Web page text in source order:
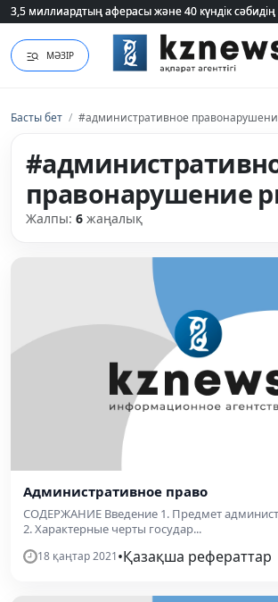
3,5 миллиардтың аферасы және 40 күндік
3,5 миллиардтың аферасы және 40 күндік
МӘЗІР
Басты бет / #административное
правонарушение
Жалпы: 6 жаңалық
Административное право
СОДЕРЖАНИЕ Введение 1. Предмет
2. Характерные черты государ...
18 қаңтар 2021•Қазақша рефераттар